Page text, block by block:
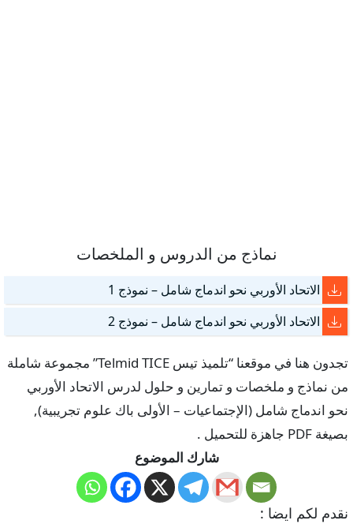
نماذج من الدروس و الملخصات
الاتحاد الأوربي نحو اندماج شامل – نموذج 1
الاتحاد الأوربي نحو اندماج شامل – نموذج 2
تجدون هنا في موقعنا “تلميذ تيس Telmid TICE” مجموعة شاملة
من نماذج و ملخصات و تمارين و حلول لدرس الاتحاد الأوربي
نحو اندماج شامل (الإجتماعيات – الأولى باك علوم تجريبية),
بصيغة PDF جاهزة للتحميل .
شارك الموضوع
نقدم لكم ايضا :